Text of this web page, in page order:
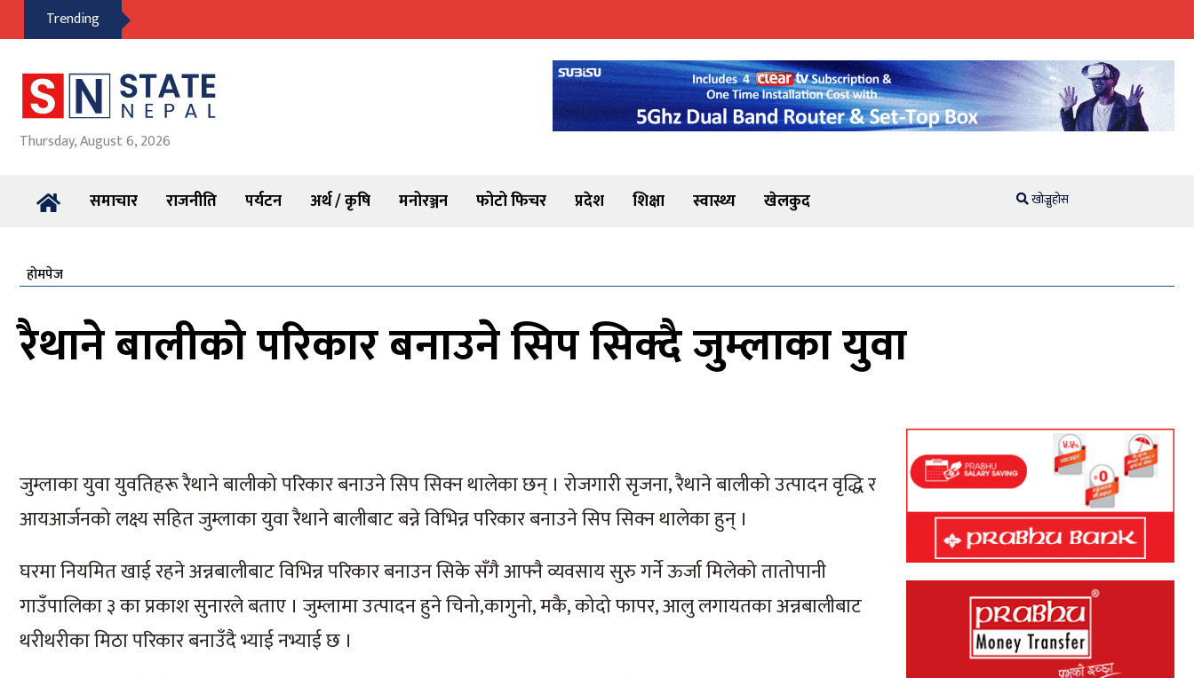
Trending
Thursday, August 6, 2026
समाचार राजनीति पर्यटन अर्थ / कृषि मनोरञ्जन फोटो फिचर प्रदेश शिक्षा स्वास्थ्य खेलकुद खोज्नुहोस
होमपेज
रैथाने बालीको परिकार बनाउने सिप सिक्दै जुम्लाका युवा
जुम्लाका युवा युवतिहरू रैथाने बालीको परिकार बनाउने सिप सिक्न थालेका छन् । रोजगारी सृजना, रैथाने बालीको उत्पादन वृद्धि र
आयआर्जनको लक्ष्य सहित जुम्लाका युवा रैथाने बालीबाट बन्ने विभिन्न परिकार बनाउने सिप सिक्न थालेका हुन् ।
घरमा नियमित खाई रहने अन्नबालीबाट विभिन्न परिकार बनाउन सिके सँगै आफ्नै व्यवसाय सुरु गर्ने ऊर्जा मिलेको तातोपानी
गाउँपालिका ३ का प्रकाश सुनारले बताए । जुम्लामा उत्पादन हुने चिनो,कागुनो, मकै, कोदो फापर, आलु लगायतका अन्नबालीबाट
थरीथरीका मिठा परिकार बनाउँदै भ्याई नभ्याई छ ।